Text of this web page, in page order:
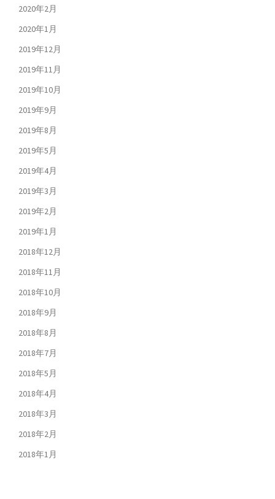
2020年2月
2020年1月
2019年12月
2019年11月
2019年10月
2019年9月
2019年8月
2019年5月
2019年4月
2019年3月
2019年2月
2019年1月
2018年12月
2018年11月
2018年10月
2018年9月
2018年8月
2018年7月
2018年5月
2018年4月
2018年3月
2018年2月
2018年1月